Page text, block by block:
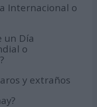
Internacional o
un Día
o
y extraños